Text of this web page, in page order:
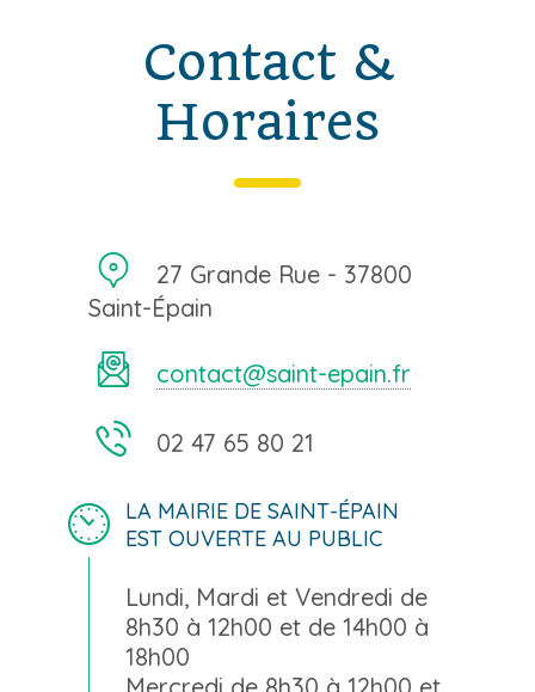
Contact &
Horaires
27 Grande Rue - 37800
Saint-Épain
contact@saint-epain.fr
02 47 65 80 21
LA MAIRIE DE SAINT-ÉPAIN
EST OUVERTE AU PUBLIC
Lundi, Mardi et Vendredi de
8h30 à 12h00 et de 14h00 à
18h00